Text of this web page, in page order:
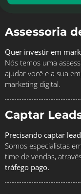
Assessoria
Quer investir em
Nós temos uma
ajudar você e a sua
marketing digital.
Captar
Precisando captar
Somos especialistas
time de vendas,
tráfego pago.